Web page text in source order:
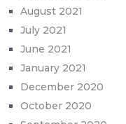
August 2021
July 2021
June 2021
January 2021
December 2020
October 2020